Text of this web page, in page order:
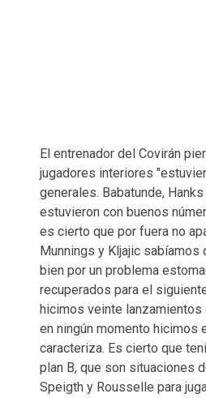
El entrenador del Covirán
jugadores interiores
generales. Babatunde,
estuvieron con buenos
es cierto que por fuera no
Munnings y Kljajic sabíamos
bien por un problema
recuperados para el
hicimos veinte
en ningún momento hicimos
caracteriza. Es cierto que
plan B, que son situaciones
Speigth y Rousselle para